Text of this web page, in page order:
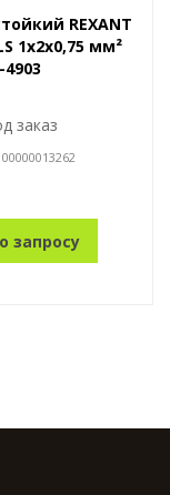
REXANT
1x2x0,75 мм²
4903
заказ
00000013262
запросу